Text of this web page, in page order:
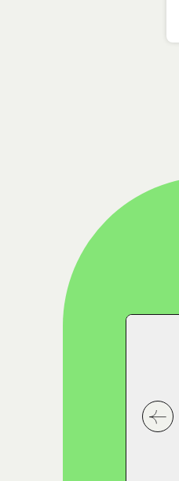
לחץ לשיקופית הבאה בסליידר